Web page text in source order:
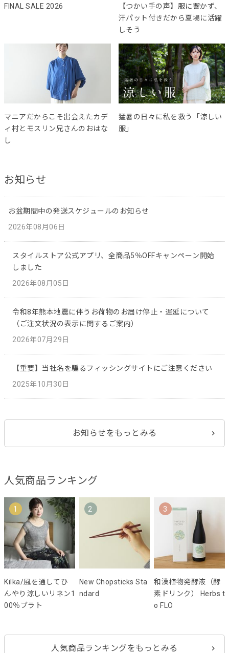
FINAL SALE 2026
【つかい手の声】服に響かず、
汗パット付きだから夏場に活躍
しそう
マニアだからこそ出会えたカデ
ィ村とモスリン兄さんのおはな
し
猛暑の日々に私を救う「涼しい
服」
お知らせ
お盆期間中の発送スケジュールのお知らせ
2026年08月06日
スタイルストア公式アプリ、全商品5％OFFキャンペーン開始
しました
2026年08月05日
令和8年熊本地震に伴うお荷物のお届け停止・遅延について
（ご注文状況の表示に関するご案内）
2026年07月29日
【重要】当社名を騙るフィッシングサイトにご注意ください
2025年10月30日
お知らせをもっとみる
人気商品ランキング
1
Kilka/風を通してひ
んやり涼しいリネン1
00％ブラト
2
New Chopsticks Sta
ndard
3
和漢植物発酵液（酵
素ドリンク） Herbs t
o FLO
人気商品ランキングをもっとみる